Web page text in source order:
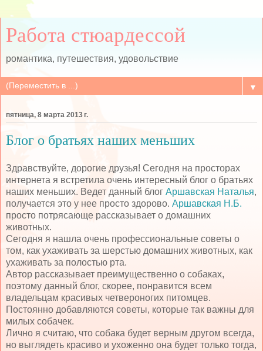
Работа стюардессой
романтика, путешествия, удовольствие
▼
пятница, 8 марта 2013 г.
Блог о братьях наших меньших
Здравствуйте, дорогие друзья! Сегодня на просторах
интернета я встретила очень интересный блог о братьях
наших меньших. Ведет данный блог Аршавская Наталья,
получается это у нее просто здорово. Аршавская Н.Б.
просто потрясающе рассказывает о домашних
животных.
Сегодня я нашла очень профессиональные советы о
том, как ухаживать за шерстью домашних животных, как
ухаживать за полостью рта.
Автор рассказывает преимущественно о собаках,
поэтому данный блог, скорее, понравится всем
владельцам красивых четвероногих питомцев.
Постоянно добавляются советы, которые так важны для
милых собачек.
Лично я считаю, что собака будет верным другом всегда,
но выглядеть красиво и ухоженно она будет только тогда,